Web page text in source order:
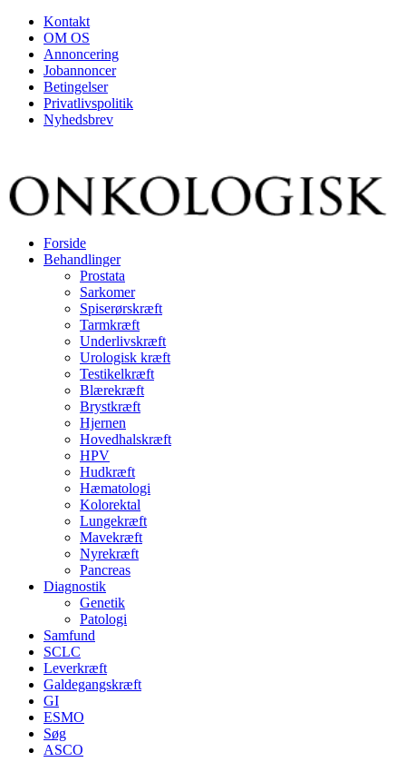
Kontakt
OM OS
Annoncering
Jobannoncer
Betingelser
Privatlivspolitik
Nyhedsbrev
Forside
Behandlinger
Prostata
Sarkomer
Spiserørskræft
Tarmkræft
Underlivskræft
Urologisk kræft
Testikelkræft
Blærekræft
Brystkræft
Hjernen
Hovedhalskræft
HPV
Hudkræft
Hæmatologi
Kolorektal
Lungekræft
Mavekræft
Nyrekræft
Pancreas
Diagnostik
Genetik
Patologi
Samfund
SCLC
Leverkræft
Galdegangskræft
GI
ESMO
Søg
ASCO